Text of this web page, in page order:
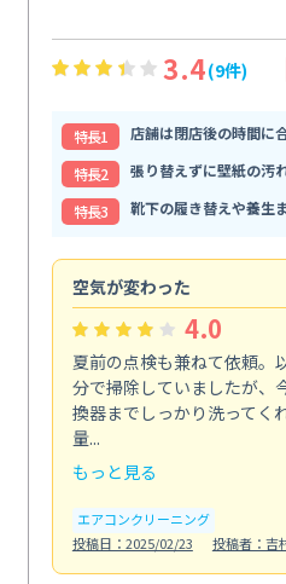
3.4(9件)
特⻑1
店舗は閉店後の時間に
特⻑2
張り替えずに壁紙の汚
特⻑3
靴下の履き替えや養生
空気が変わった
4.0
夏前の点検も兼ねて依頼。
分で掃除していましたが、
換器までしっかり洗ってく
量...
もっと見る
エアコンクリーニング
投稿日：2025/02/23
投稿者：吉